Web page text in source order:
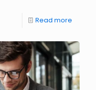
Read more